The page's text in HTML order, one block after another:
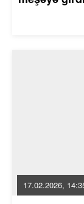
17.02.2026,